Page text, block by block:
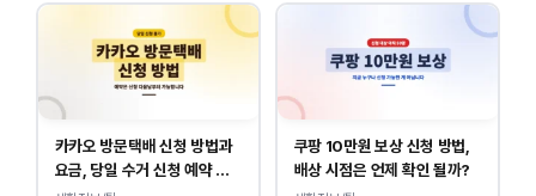
카카오 방문택배 신청 방법과
요금, 당일 수거 신청 예약 안
쿠팡 10만원 보상 신청 방법,
배상 시점은 언제 확인 될까?